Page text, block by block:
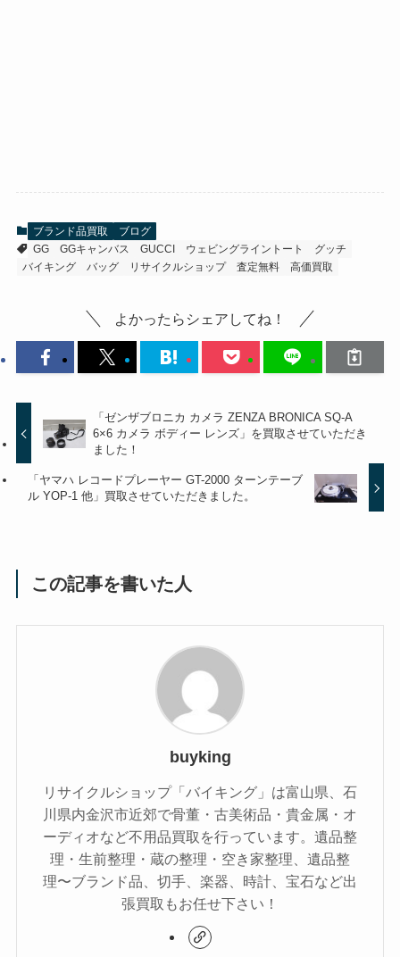
ブランド品買取
ブログ
GG
GGキャンバス GUCCI ウェビングライントート
グッチ
バイキング
バッグ リサイクルショップ 査定無料 高価買取
よかったらシェアしてね！
「ゼンザブロニカ カメラ ZENZA BRONICA SQ-A
6×6 カメラ ボディー レンズ」を買取させていただき
ました！
「ヤマハ レコードプレーヤー GT-2000 ターンテーブ
ル YOP-1 他」買取させていただきました。
この記事を書いた人
buyking
リサイクルショップ「バイキング」は富山県、石
川県内金沢市近郊で骨董・古美術品・貴金属・オ
ーディオなど不用品買取を行っています。遺品整
理・生前整理・蔵の整理・空き家整理、遺品整
理〜ブランド品、切手、楽器、時計、宝石など出
張買取もお任せ下さい！